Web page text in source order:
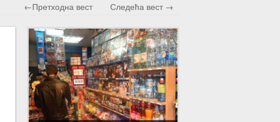
←Претходна вест Следећа вест →